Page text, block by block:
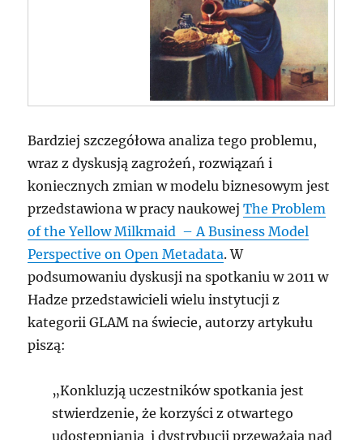
Bardziej szczegółowa analiza tego problemu,
wraz z dyskusją zagrożeń, rozwiązań i
koniecznych zmian w modelu biznesowym jest
przedstawiona w pracy naukowejThe Problem
of the Yellow Milkmaid – A Business Model
Perspective on Open Metadata. W
podsumowaniu dyskusji na spotkaniu w 2011 w
Hadze przedstawicieli wielu instytucji z
kategorii GLAM na świecie, autorzy artykułu
piszą:
„Konkluzją uczestników spotkania jest
stwierdzenie, że korzyści z otwartego
udostępniania i dystrybucji przeważają nad